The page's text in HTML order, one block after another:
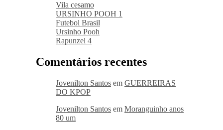
Vila cesamo
URSINHO POOH 1
Futebol Brasil
Ursinho Pooh
Rapunzel 4
Comentários recentes
Jovenilton Santos em GUERREIRAS
DO KPOP
Jovenilton Santos em Moranguinho anos
80 um